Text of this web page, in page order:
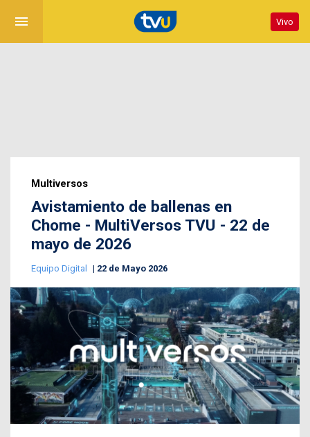
menu Vivo
Multiversos
Avistamiento de ballenas en
Chome - MultiVersos TVU - 22 de
mayo de 2026
Equipo Digital 22 de Mayo 2026